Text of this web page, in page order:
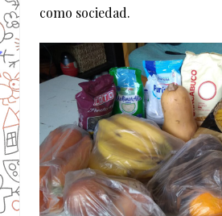
como sociedad.